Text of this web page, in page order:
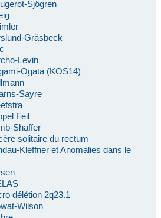
Sjögren
Gräsbeck
Levin
Ogata (KOS14)
Sayre
Feil
Shaffer
solitaire du rectum
Kleffner et Anomalies dans le
délétion 2q23.1
Wilson